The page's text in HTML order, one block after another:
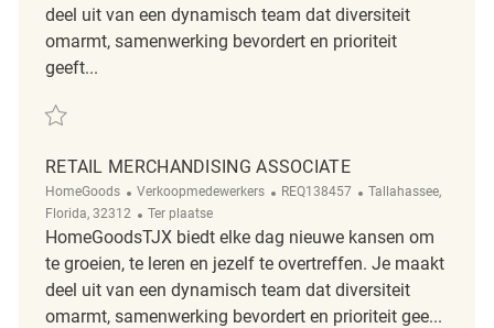
deel uit van een dynamisch team dat diversiteit
omarmt, samenwerking bevordert en prioriteit
geeft...
Redden Retail Merchandising Associate REQ104016
RETAIL MERCHANDISING ASSOCIATE
HomeGoods Categorie
Verkoopmedewerkers ReqId
REQ138457 Plaats
Tallahassee,
Florida, 32312
Afgelegen
Ter plaatse
HomeGoodsTJX biedt elke dag nieuwe kansen om
te groeien, te leren en jezelf te overtreffen. Je maakt
deel uit van een dynamisch team dat diversiteit
omarmt, samenwerking bevordert en prioriteit gee...